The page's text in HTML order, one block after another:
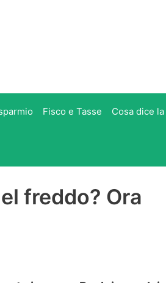
Fisco e Tasse Cosa dice
freddo? Ora